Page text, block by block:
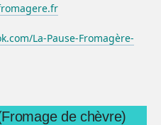
La-Pause-Fromagère-
de chèvre)